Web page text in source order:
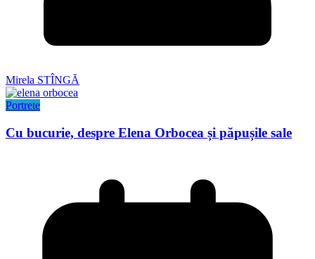
Mirela STÎNGĂ
Portrete
Cu bucurie, despre Elena Orbocea și păpușile sale